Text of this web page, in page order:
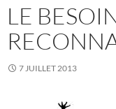
LE
7 JUILLET 2013